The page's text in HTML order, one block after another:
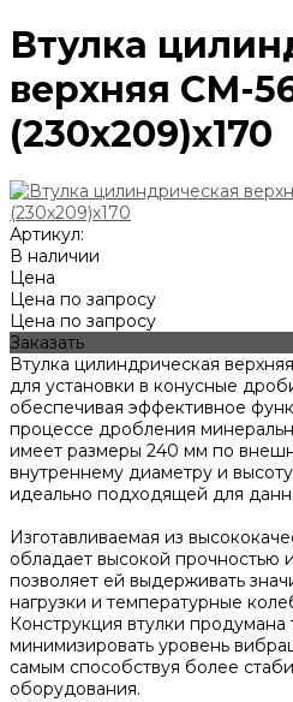
Втулка
верхняя СМ-
(230х209)х170
Артикул:
В наличии
Цена
Цена по запросу
Цена по запросу
Заказать
Втулка цилиндрическая
для установки в конусные
обеспечивая эффективное
процессе дробления
имеет размеры 240 мм по
внутреннему диаметру и
идеально подходящей для
Изготавливаемая из
обладает высокой прочностью
позволяет ей выдерживать
нагрузки и температурные
Конструкция втулки
минимизировать уровень
самым способствуя более
оборудования.